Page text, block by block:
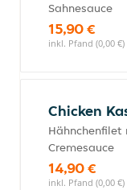
Sahnesauce
15,90 €
inkl. Pfand (0,00 €)
Chicken
Hähnchenfilet
Cremesauce
14,90 €
inkl. Pfand (0,00 €)